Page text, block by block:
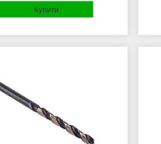
Купити